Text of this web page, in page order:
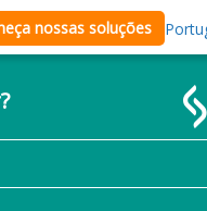
nossas soluções